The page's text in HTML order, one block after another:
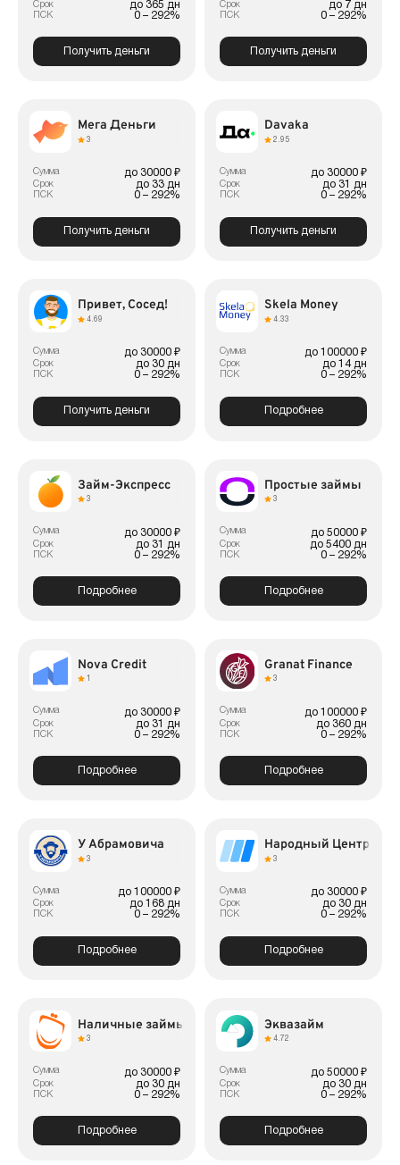
Срок до 365 дн
ПСК 0 – 292%
Получить деньги
Срок до 7 дн
ПСК 0 – 292%
Получить деньги
Мега Деньги
3
Сумма до 30000 ₽
Срок до 33 дн
ПСК 0 – 292%
Получить деньги
Davaka
2.95
Сумма до 30000 ₽
Срок до 31 дн
ПСК 0 – 292%
Получить деньги
Привет, Сосед!
4.69
Сумма до 30000 ₽
Срок до 30 дн
ПСК 0 – 292%
Получить деньги
Skela Money
4.33
Сумма до 100000 ₽
Срок до 14 дн
ПСК 0 – 292%
Подробнее
Займ-Экспресс
3
Сумма до 30000 ₽
Срок до 31 дн
ПСК 0 – 292%
Подробнее
Простые займы
3
Сумма до 50000 ₽
Срок до 5400 дн
ПСК 0 – 292%
Подробнее
Nova Credit
Сумма до 30000 ₽
Срок до 31 дн
ПСК 0 – 292%
Подробнее
Granat Finance
3
Сумма до 100000 ₽
Срок до 360 дн
ПСК 0 – 292%
Подробнее
У Абрамовича
3
Сумма до 100000 ₽
Срок до 168 дн
ПСК 0 – 292%
Подробнее
Народный Центр
3
Сумма до 30000 ₽
Срок до 30 дн
ПСК 0 – 292%
Подробнее
Наличные займы
3
Сумма до 30000 ₽
Срок до 30 дн
ПСК 0 – 292%
Подробнее
Эквазайм
4.72
Сумма до 50000 ₽
Срок до 30 дн
ПСК 0 – 292%
Подробнее